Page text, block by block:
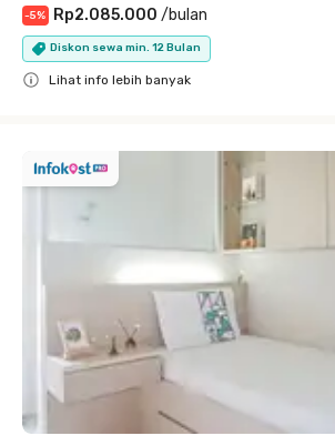
-5% Rp2.085.000 /bulan
Diskon sewa min. 12 Bulan
Lihat info lebih banyak